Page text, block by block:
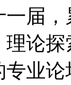
届
论
业